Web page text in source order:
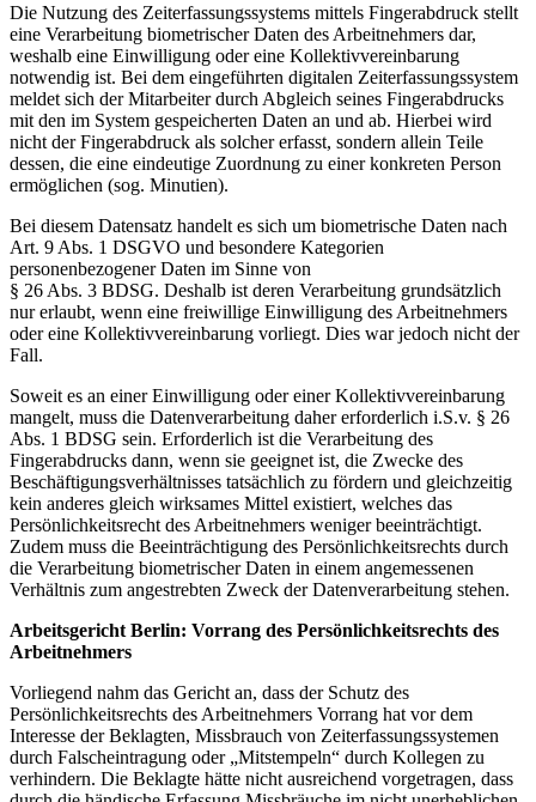
Die Nutzung des Zeiterfassungssystems mittels Fingerabdruck stellt
eine Verarbeitung biometrischer Daten des Arbeitnehmers dar,
weshalb eine Einwilligung oder eine Kollektivvereinbarung
notwendig ist. Bei dem eingeführten digitalen Zeiterfassungssystem
meldet sich der Mitarbeiter durch Abgleich seines Fingerabdrucks
mit den im System gespeicherten Daten an und ab. Hierbei wird
nicht der Fingerabdruck als solcher erfasst, sondern allein Teile
dessen, die eine eindeutige Zuordnung zu einer konkreten Person
ermöglichen (sog. Minutien).
Bei diesem Datensatz handelt es sich um biometrische Daten nach
Art. 9 Abs. 1 DSGVO und besondere Kategorien
personenbezogener Daten im Sinne von
§ 26 Abs. 3 BDSG. Deshalb ist deren Verarbeitung grundsätzlich
nur erlaubt, wenn eine freiwillige Einwilligung des Arbeitnehmers
oder eine Kollektivvereinbarung vorliegt. Dies war jedoch nicht der
Fall.
Soweit es an einer Einwilligung oder einer Kollektivvereinbarung
mangelt, muss die Datenverarbeitung daher erforderlich i.S.v. § 26
Abs. 1 BDSG sein. Erforderlich ist die Verarbeitung des
Fingerabdrucks dann, wenn sie geeignet ist, die Zwecke des
Beschäftigungsverhältnisses tatsächlich zu fördern und gleichzeitig
kein anderes gleich wirksames Mittel existiert, welches das
Persönlichkeitsrecht des Arbeitnehmers weniger beeinträchtigt.
Zudem muss die Beeinträchtigung des Persönlichkeitsrechts durch
die Verarbeitung biometrischer Daten in einem angemessenen
Verhältnis zum angestrebten Zweck der Datenverarbeitung stehen.
Arbeitsgericht Berlin: Vorrang des Persönlichkeitsrechts des
Arbeitnehmers
Vorliegend nahm das Gericht an, dass der Schutz des
Persönlichkeitsrechts des Arbeitnehmers Vorrang hat vor dem
Interesse der Beklagten, Missbrauch von Zeiterfassungssystemen
durch Falscheintragung oder „Mitstempeln“ durch Kollegen zu
verhindern. Die Beklagte hätte nicht ausreichend vorgetragen, dass